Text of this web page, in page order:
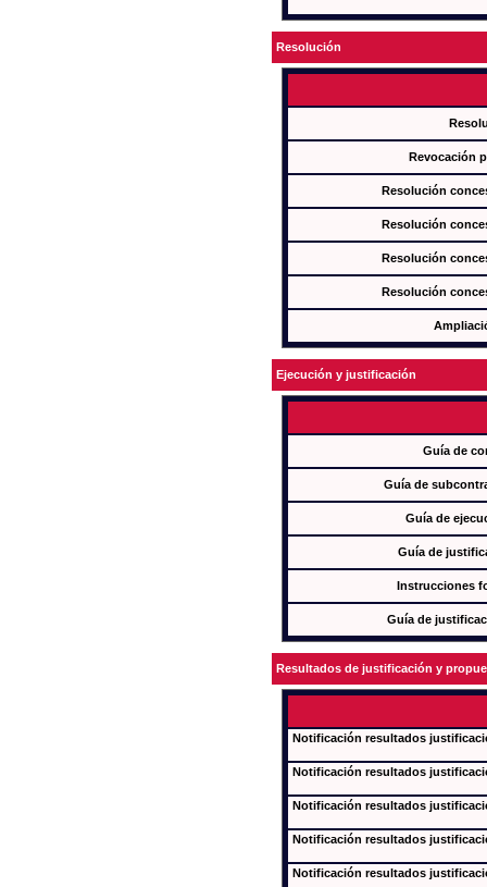
Resolución
Revocación
Resolución
Resolución
Resolución
Resolución
Ejecución y justificación
Guía de
Guía de
Guía de
Guía de
Instrucciones
Guía de
Resultados de justificación y
Notificación resultados
Notificación resultados
Notificación resultados
Notificación resultados
Notificación resultados